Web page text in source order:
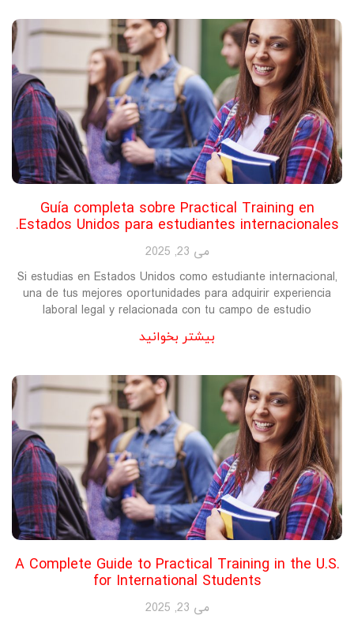
Guía completa sobre Practical Training en
Estados Unidos para estudiantes internacionales.
می 23, 2025
Si estudias en Estados Unidos como estudiante internacional,
una de tus mejores oportunidades para adquirir experiencia
laboral legal y relacionada con tu campo de estudio
بیشتر بخوانید
A Complete Guide to Practical Training in the U.S.
for International Students
می 23, 2025